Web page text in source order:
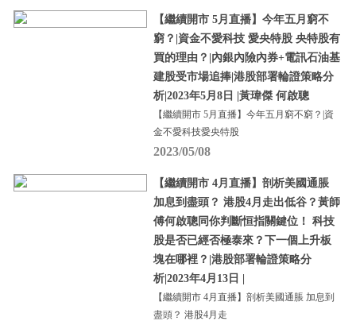
【繼續開市 5月直播】今年五月窮不
窮？|資金不愛科技 愛央特股 央特股有
買的理由？|內銀內險內券+電訊石油基
建股受市場追捧|港股部署輪證策略分
析|2023年5月8日 |黃瑋傑 何啟聰
【繼續開市 5月直播】今年五月窮不窮？|資
金不愛科技愛央特股
2023/05/08
【繼續開市 4月直播】剖析美國通脹
加息到盡頭？ 港股4月走出低谷？黃師
傅何啟聰同你判斷恒指關鍵位！ 科技
股是否已經否極泰來？下一個上升板
塊在哪裡？|港股部署輪證策略分
析|2023年4月13日 |
【繼續開市 4月直播】剖析美國通脹 加息到
盡頭？ 港股4月走